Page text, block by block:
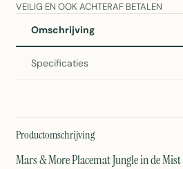
VEILIG EN OOK ACHTERAF BETALEN
Omschrijving
Specificaties
Productomschrijving
Mars & More Placemat Jungle in de